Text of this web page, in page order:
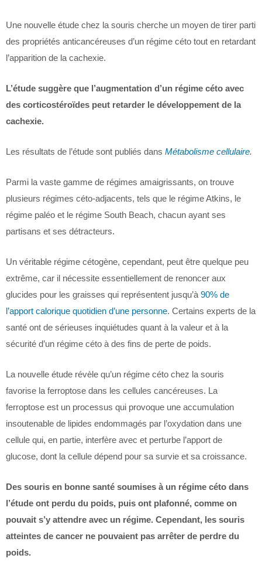
Une nouvelle étude chez la souris cherche un moyen de tirer parti
des propriétés anticancéreuses d’un régime céto tout en retardant
l’apparition de la cachexie.
L’étude suggère que l’augmentation d’un régime céto avec
des corticostéroïdes peut retarder le développement de la
cachexie.
Les résultats de l’étude sont publiés dans Métabolisme cellulaire.
Parmi la vaste gamme de régimes amaigrissants, on trouve
plusieurs régimes céto-adjacents, tels que le régime Atkins, le
régime paléo et le régime South Beach, chacun ayant ses
partisans et ses détracteurs.
Un véritable régime cétogène, cependant, peut être quelque peu
extrême, car il nécessite essentiellement de renoncer aux
glucides pour les graisses qui représentent jusqu’à 90% de
l’apport calorique quotidien d’une personne. Certains experts de la
santé ont de sérieuses inquiétudes quant à la valeur et à la
sécurité d’un régime céto à des fins de perte de poids.
La nouvelle étude révèle qu’un régime céto chez la souris
favorise la ferroptose dans les cellules cancéreuses. La
ferroptose est un processus qui provoque une accumulation
insoutenable de lipides endommagés par l’oxydation dans une
cellule qui, en partie, interfère avec et perturbe l’apport de
glucose, dont la cellule dépend pour sa survie et sa croissance.
Des souris en bonne santé soumises à un régime céto dans
l’étude ont perdu du poids, puis ont plafonné, comme on
pouvait s’y attendre avec un régime. Cependant, les souris
atteintes de cancer ne pouvaient pas arrêter de perdre du
poids.